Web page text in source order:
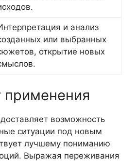
и анализ
или выбранных
открытие новых
применения
возможность
ситуации под новым
лучшему пониманию
Выражая переживания